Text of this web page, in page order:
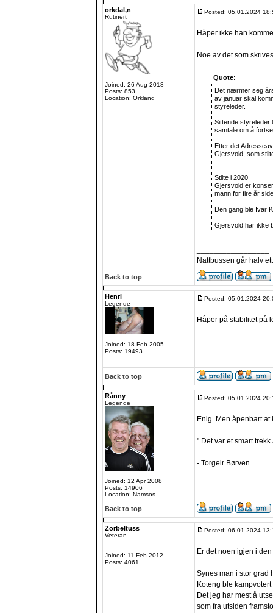
orkdal,n
Rutinert
Joined: 26 Aug 2018
Posts: 853
Location: Orkland
Posted: 05.01.2024
Håper ikke han
Noe av det som
Quote:
Det nærmer seg
av januar skal
styreleder.
Sittende styreleder
samtale om å
Etter det
Gjersvold, som
Stilte i 2020
Gjersvold er
mann for fire år
Den gang ble Ivar
Gjersvold har ikke
Nattbussen går halv
Back to top
Henri
Legende
Joined: 18 Feb 2005
Posts: 19493
Posted: 05.01.2024
Håper på stabilitet på
Back to top
Rånny
Legende
Joined: 12 Apr 2008
Posts: 14906
Location: Namsos
Posted: 05.01.2024
Enig. Men åpenbart
" Det var et smart
- Torgeir Børven
Back to top
Zorbeltuss
Veteran
Joined: 11 Feb 2012
Posts: 4061
Posted: 06.01.2024
Er det noen igjen i
Synes man i stor grad
Koteng ble
Det jeg har mest å
som fra utsiden